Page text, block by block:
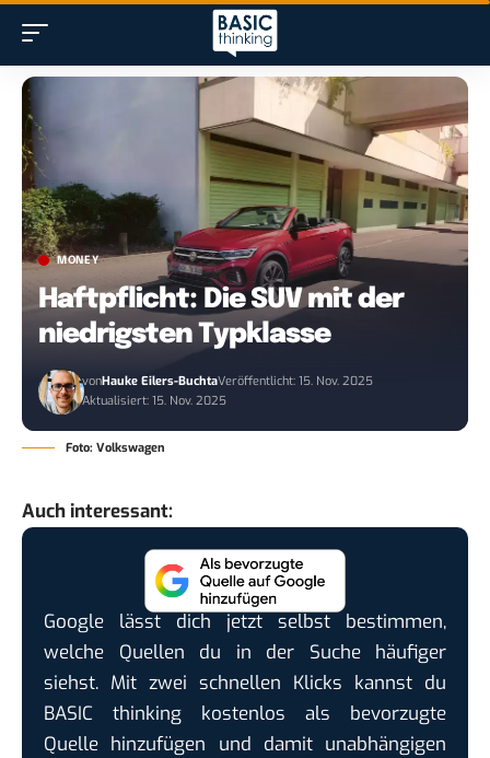
MONEY
Haftpflicht: Die SUV mit der
niedrigsten Typklasse
vonHauke Eilers-BuchtaVeröffentlicht: 15. Nov. 2025
Aktualisiert: 15. Nov. 2025
Foto: Volkswagen
Auch interessant:
Google lässt dich jetzt selbst bestimmen,
welche Quellen du in der Suche häufiger
siehst. Mit zwei schnellen Klicks kannst du
BASIC thinking kostenlos als bevorzugte
Quelle hinzufügen und damit unabhängigen